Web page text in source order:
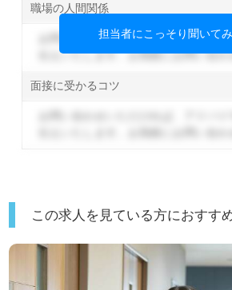
職場の人間関係
お問い合わせいただければ、アドバイ
伝えいたします。お気軽にお問い合
面接に受かるコツ
担当者にこっそり聞いて
この求人を見ている方におすす